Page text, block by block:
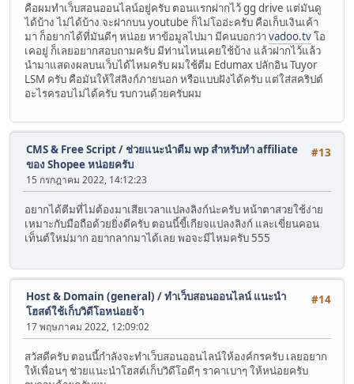
คือผมทำเว็บสอนออนไลน์อยู่ครับ ตอนแรกฝากไว้ gg drive แต่มันดู
ได้บ้าง ไม่ได้บ้าง จะฝากบน youtube ก็ไม่โออ่ะครับ คือเก็บเงินเค้า
มา ก็อยากได้ที่มันดีๆ หน่อย หาข้อมูลไปมา มีคนบอกว่าvadoo.tvโอ
เคอยู่ ก็เลยอยากสอบถามครับ มีท่านไหนเคยใช้บ้าง แล้วฝากไว้แล้ว
นำมาแสดงผลบนเว็บได้ไหมครับ ผมใช้ตีม Edumax ปลักอิน Tuyor
LSM ครับ คือมันให้ใส่ลิงก์ภายนอก หรือแบบฝังได้ครับ แต่ใส่สคริปต์
อะไรครอบไม่ได้ครับ รบกวนด้วยครับผม
#13
CMS & Free Script/ ช่วยแนะนำตีม wp สำหรับทำ affiliate
ของ Shopee หน่อยครับ
15 กรกฎาคม 2022, 14:12:23
อยากได้ตีมที่ไม่ต้องมาเสียเวลาแปลงลิงก์น่ะครับ หน้าตาสวยใช้ง่าย
เหมาะกับมือถือด้วยยิ่งดีครับ ตอนนี้ขี้เกียจแปลงลิงก์ และเขี่ยนคอน
เท็นต์ใหม่มาก อยากลากมาได้เลย พอจะมีไหมครับ 555
#14
Host & Domain (general) /ทำเว็บสอนออนไลน์ แนะนำ
โฮสต์ใช้เก็บวิดีโอหน่อยจ้า
17 พฤษภาคม 2022, 12:09:02
สวัสดีครับ ตอนนี้กำลังจะทำเว็บสอนออนไลน์ให้องค์กรครับ เลยอยาก
ให้เพื่อนๆ ช่วยแนะนำโฮสต์เก็บวิดีโอดีๆ ราคาเบาๆ ให้หน่อยครับ